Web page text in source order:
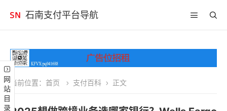
石南支付平台导航
网站目录 当前位置： 首页 支付百科 正文